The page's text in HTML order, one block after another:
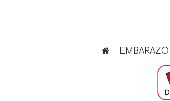
EMBARAZO